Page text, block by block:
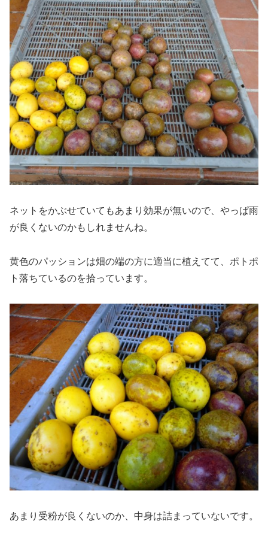
ネットをかぶせていてもあまり効果が無いので、やっぱ雨
が良くないのかもしれませんね。
黄色のパッションは畑の端の方に適当に植えてて、ポトポ
ト落ちているのを拾っています。
あまり受粉が良くないのか、中身は詰まっていないです。